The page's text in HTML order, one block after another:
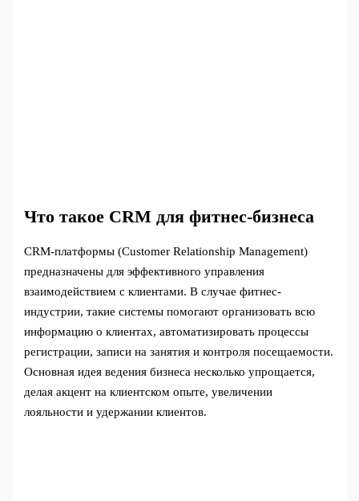
Что такое CRM для фитнес-бизнеса
CRM-платформы (Customer Relationship Management)
предназначены для эффективного управления
взаимодействием с клиентами. В случае фитнес-
индустрии, такие системы помогают организовать всю
информацию о клиентах, автоматизировать процессы
регистрации, записи на занятия и контроля посещаемости.
Основная идея ведения бизнеса несколько упрощается,
делая акцент на клиентском опыте, увеличении
лояльности и удержании клиентов.